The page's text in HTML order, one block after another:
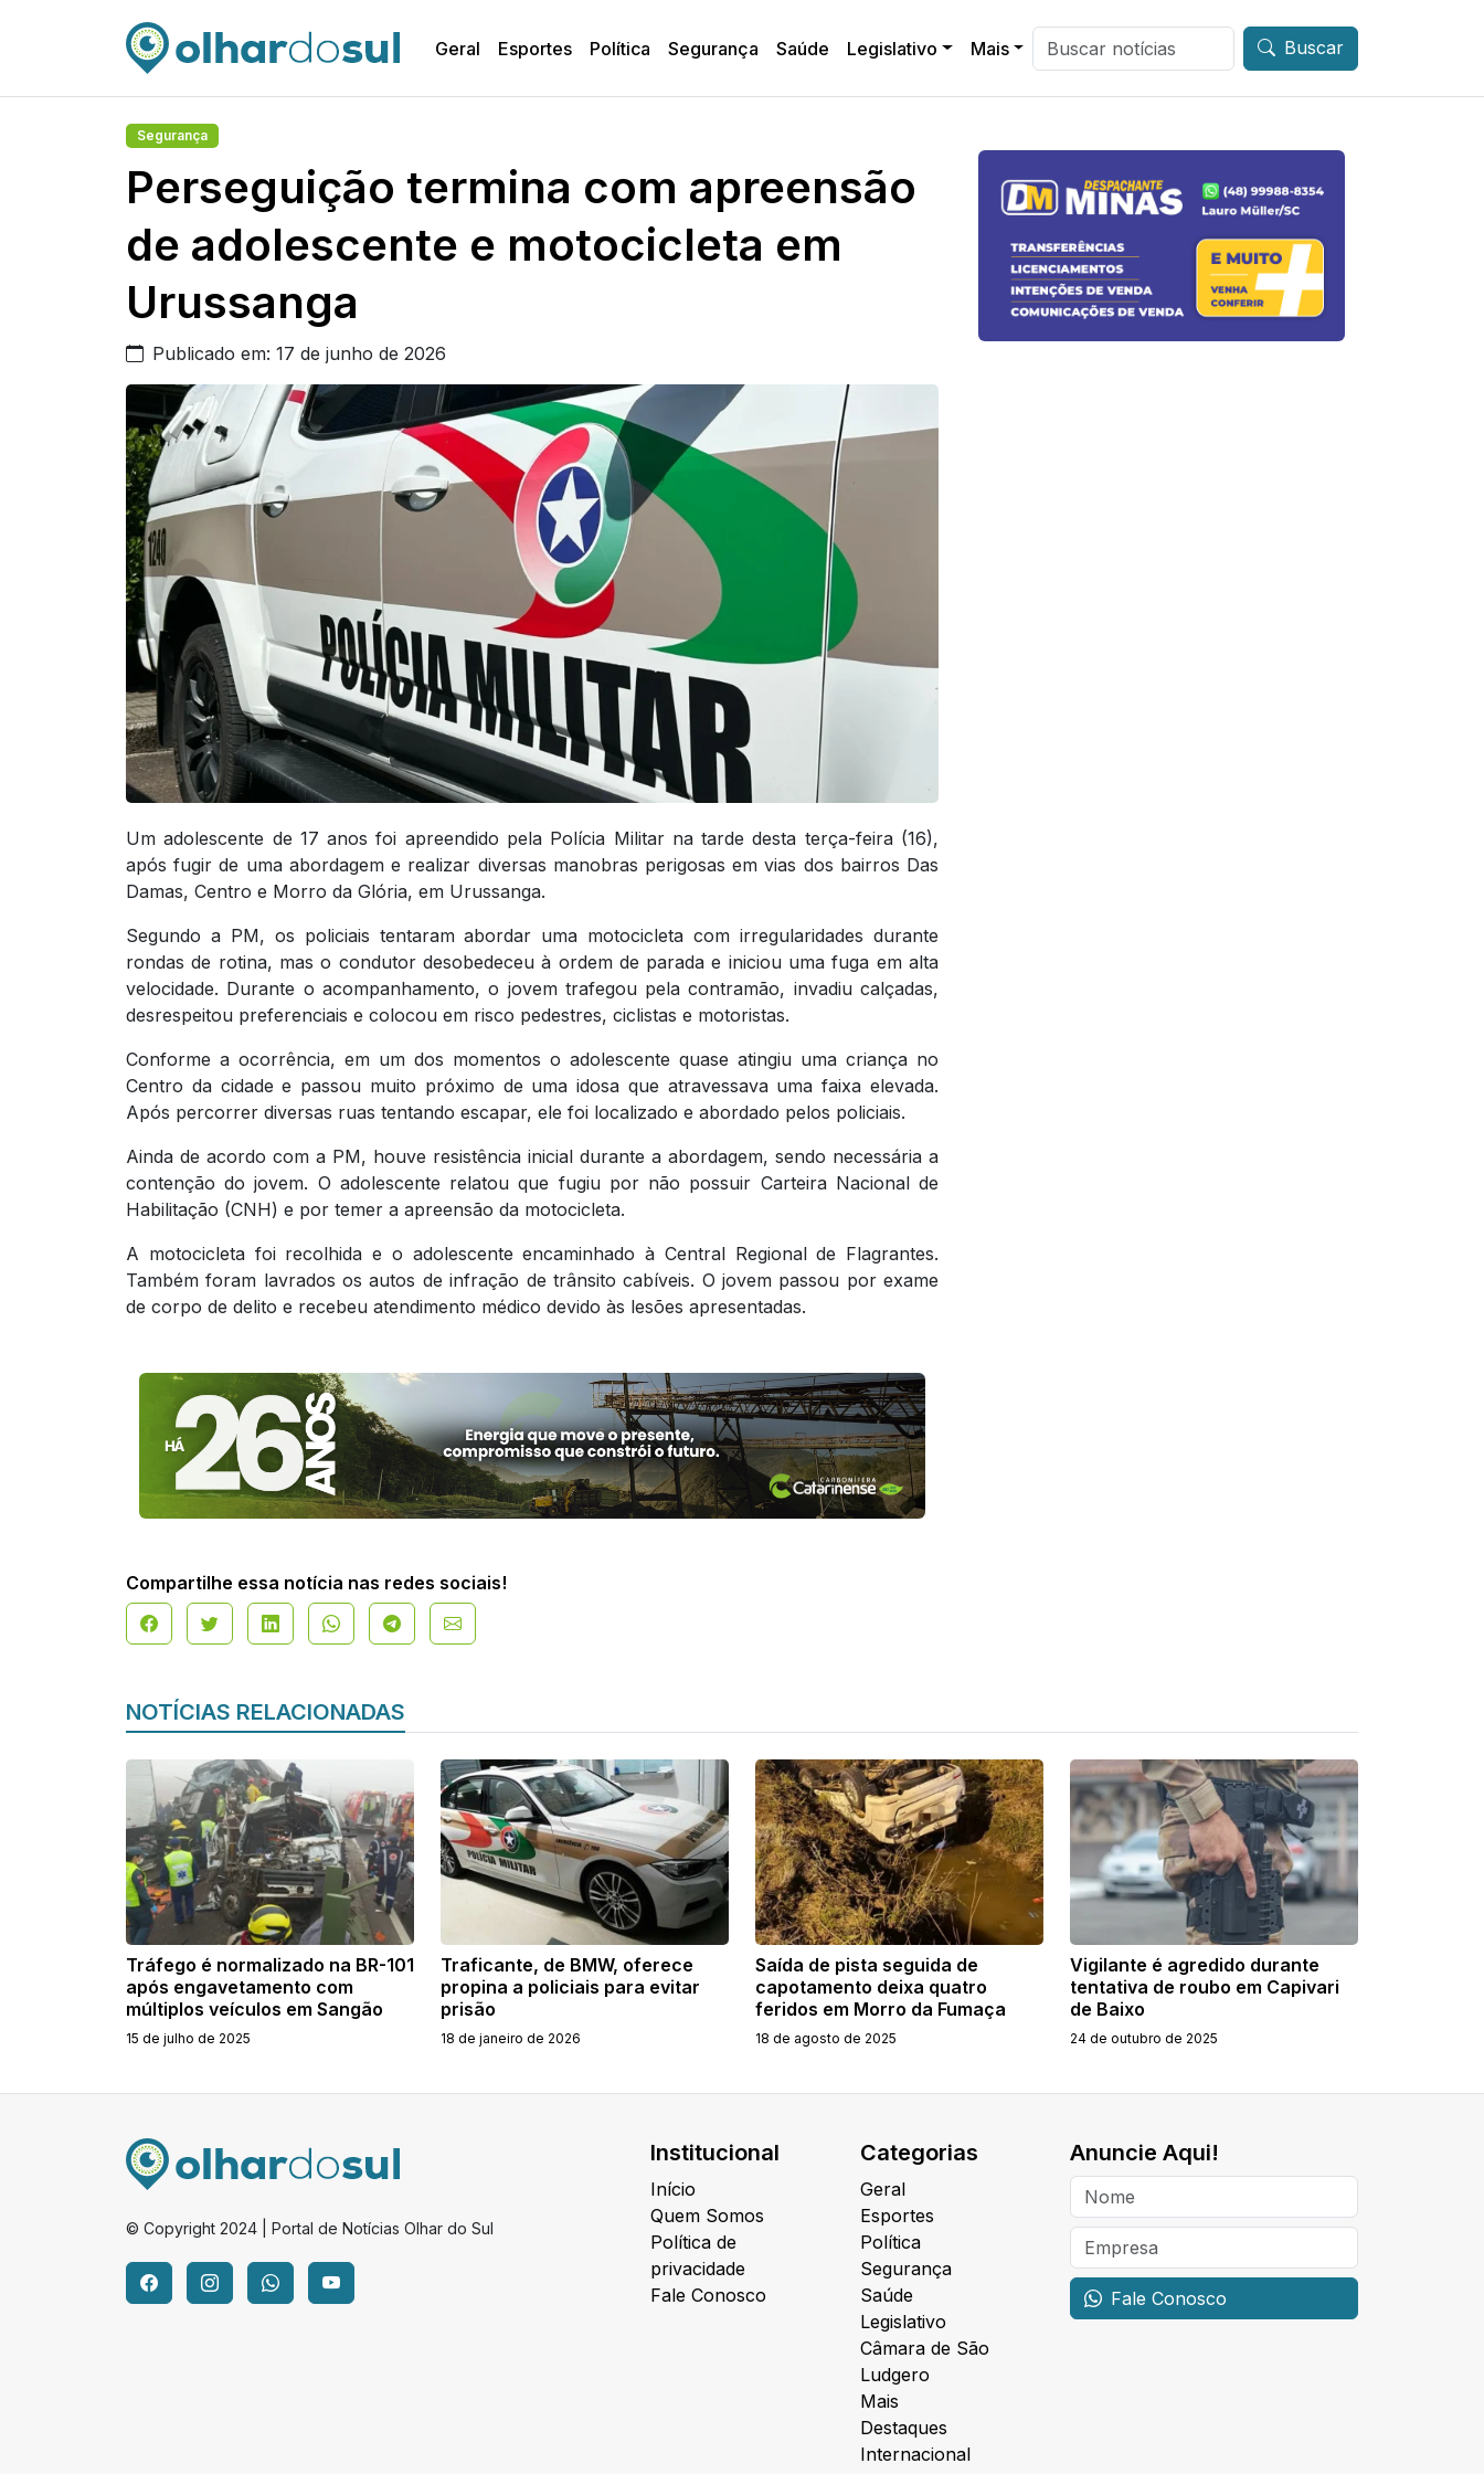
Geral Esportes Política Segurança Saúde Legislativo Mais Buscar
Segurança
Perseguição termina com apreensão
de adolescente e motocicleta em
Urussanga
Publicado em: 17 de junho de 2026
Um adolescente de 17 anos foi apreendido pela Polícia Militar na tarde desta terça-feira (16),
após fugir de uma abordagem e realizar diversas manobras perigosas em vias dos bairros Das
Damas, Centro e Morro da Glória, em Urussanga.
Segundo a PM, os policiais tentaram abordar uma motocicleta com irregularidades durante
rondas de rotina, mas o condutor desobedeceu à ordem de parada e iniciou uma fuga em alta
velocidade. Durante o acompanhamento, o jovem trafegou pela contramão, invadiu calçadas,
desrespeitou preferenciais e colocou em risco pedestres, ciclistas e motoristas.
Conforme a ocorrência, em um dos momentos o adolescente quase atingiu uma criança no
Centro da cidade e passou muito próximo de uma idosa que atravessava uma faixa elevada.
Após percorrer diversas ruas tentando escapar, ele foi localizado e abordado pelos policiais.
Ainda de acordo com a PM, houve resistência inicial durante a abordagem, sendo necessária a
contenção do jovem. O adolescente relatou que fugiu por não possuir Carteira Nacional de
Habilitação (CNH) e por temer a apreensão da motocicleta.
A motocicleta foi recolhida e o adolescente encaminhado à Central Regional de Flagrantes.
Também foram lavrados os autos de infração de trânsito cabíveis. O jovem passou por exame
de corpo de delito e recebeu atendimento médico devido às lesões apresentadas.
Compartilhe essa notícia nas redes sociais!
NOTÍCIAS RELACIONADAS
Tráfego é normalizado na BR-101
após engavetamento com
múltiplos veículos em Sangão
15 de julho de 2025
Traficante, de BMW, oferece
propina a policiais para evitar
prisão
18 de janeiro de 2026
Saída de pista seguida de
capotamento deixa quatro
feridos em Morro da Fumaça
18 de agosto de 2025
Vigilante é agredido durante
tentativa de roubo em Capivari
de Baixo
24 de outubro de 2025
© Copyright 2024 | Portal de Notícias Olhar do Sul
Institucional
Início
Quem Somos
Política de
privacidade
Fale Conosco
Categorias
Geral
Esportes
Política
Segurança
Saúde
Legislativo
Câmara de São
Ludgero
Mais
Destaques
Internacional
Anuncie Aqui!
Fale Conosco